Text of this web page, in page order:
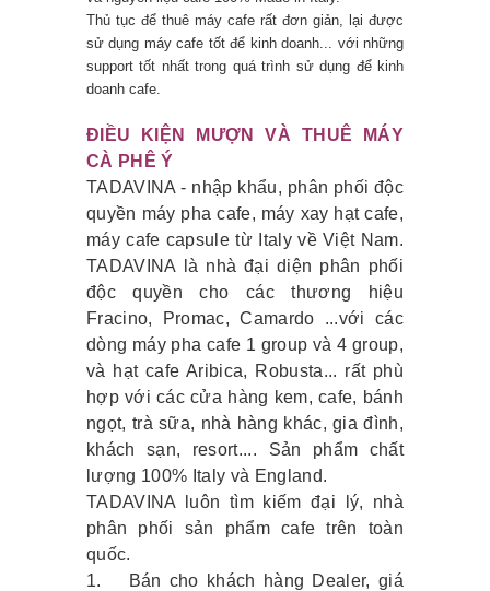
Thủ tục để thuê máy cafe rất đơn giản, lại được
sử dụng máy cafe tốt để kinh doanh... với những
support tốt nhất trong quá trình sử dụng để kinh
doanh cafe.
ĐIỀU KIỆN MƯỢN VÀ THUÊ MÁY
CÀ PHÊ Ý
TADAVINA - nhập khẩu, phân phối độc
quyền máy pha cafe, máy xay hạt cafe,
máy cafe capsule từ Italy về Việt Nam.
TADAVINA là nhà đại diện phân phối
độc quyền cho các thương hiệu
Fracino, Promac, Camardo ...với các
dòng máy pha cafe 1 group và 4 group,
và hạt cafe Aribica, Robusta... rất phù
hợp với các cửa hàng kem, cafe, bánh
ngọt, trà sữa, nhà hàng khác, gia đình,
khách sạn, resort.... Sản phẩm chất
lượng 100% Italy và England.
TADAVINA luôn tìm kiếm đại lý, nhà
phân phối sản phẩm cafe trên toàn
quốc.
1.
Bán cho khách hàng Dealer, giá